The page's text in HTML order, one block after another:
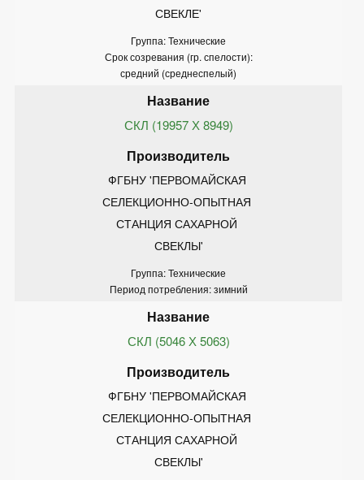
СВЕКЛЕ'
Группа: Технические
Срок созревания (гр. спелости):
средний (среднеспелый)
СКЛ (19957 Х 8949)
ФГБНУ 'ПЕРВОМАЙСКАЯ
СЕЛЕКЦИОННО-ОПЫТНАЯ
СТАНЦИЯ САХАРНОЙ
СВЕКЛЫ'
Группа: Технические
Период потребления: зимний
СКЛ (5046 Х 5063)
ФГБНУ 'ПЕРВОМАЙСКАЯ
СЕЛЕКЦИОННО-ОПЫТНАЯ
СТАНЦИЯ САХАРНОЙ
СВЕКЛЫ'